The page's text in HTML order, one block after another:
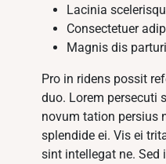
Lacinia
Consectetuer
Magnis dis
Pro in ridens possit
duo. Lorem persecuti
novum tation persius
splendide ei. Vis ei
sint intellegat ne.